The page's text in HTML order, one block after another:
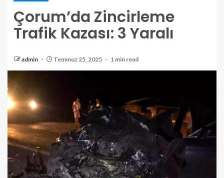
Çorum’da Zincirleme
Trafik Kazası: 3 Yaralı
admin Temmuz 25, 2025 1 min read